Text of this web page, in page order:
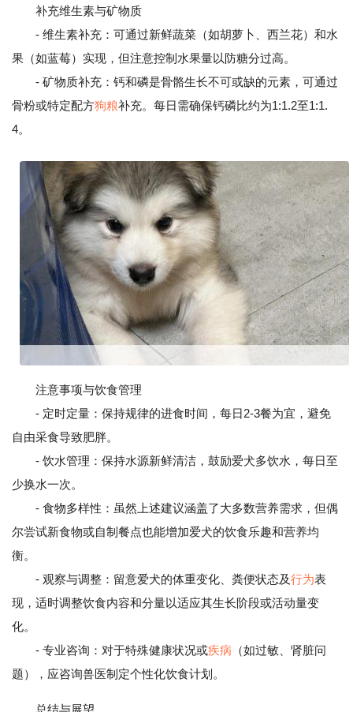
补充维生素与矿物质
- 维生素补充：可通过新鲜蔬菜（如胡萝卜、西兰花）和水
果（如蓝莓）实现，但注意控制水果量以防糖分过高。
- 矿物质补充：钙和磷是骨骼生长不可或缺的元素，可通过
骨粉或特定配方狗粮补充。每日需确保钙磷比约为1:1.2至1:1.
4。
注意事项与饮食管理
- 定时定量：保持规律的进食时间，每日2-3餐为宜，避免
自由采食导致肥胖。
- 饮水管理：保持水源新鲜清洁，鼓励爱犬多饮水，每日至
少换水一次。
- 食物多样性：虽然上述建议涵盖了大多数营养需求，但偶
尔尝试新食物或自制餐点也能增加爱犬的饮食乐趣和营养均
衡。
- 观察与调整：留意爱犬的体重变化、粪便状态及行为表
现，适时调整饮食内容和分量以适应其生长阶段或活动量变
化。
- 专业咨询：对于特殊健康状况或疾病 （如过敏、肾脏问
题），应咨询兽医制定个性化饮食计划。
总结与展望